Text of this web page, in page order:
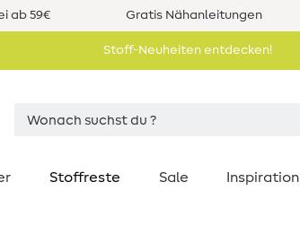
ab 59€ Gratis Nähanleitungen
Stoff-Neuheiten entdecken!
Stoffreste Sale Inspiration